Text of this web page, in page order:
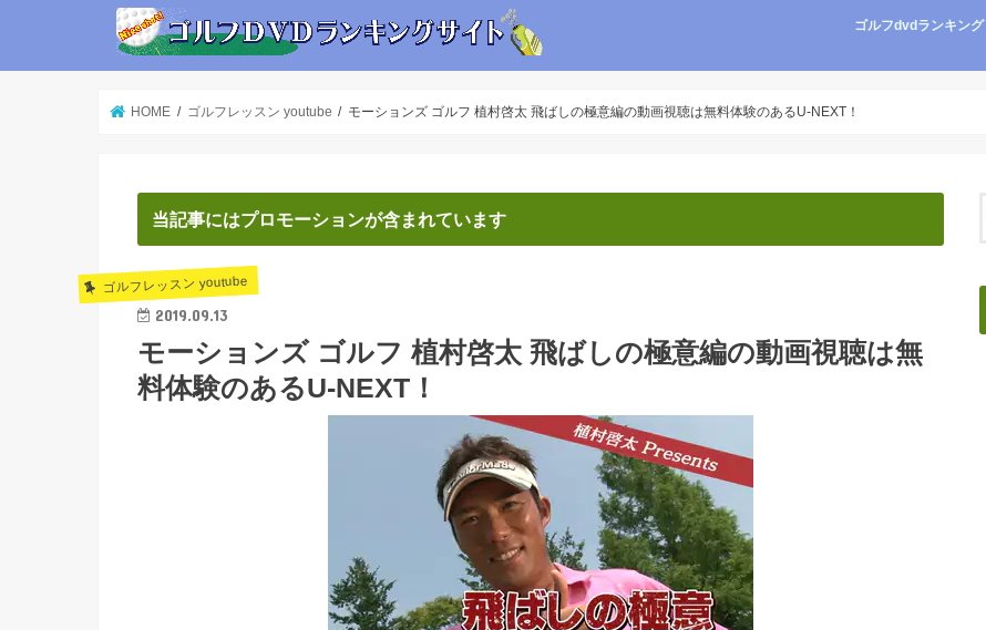
ゴルフdvdランキング
HOME ゴルフレッスン youtube モーションズ ゴルフ 植村啓太 飛ばしの極意編の動画視聴は無料体験のあるU-NEXT！
当記事にはプロモーションが含まれています
ゴルフレッスン youtube
2019.09.13
モーションズ ゴルフ 植村啓太 飛ばしの極意編の動画視聴は無
料体験のあるU-NEXT！